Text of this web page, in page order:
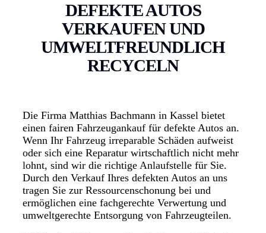
DEFEKTE AUTOS
VERKAUFEN UND
UMWELTFREUNDLICH
RECYCELN
Die Firma Matthias Bachmann in Kassel bietet
einen fairen Fahrzeugankauf für defekte Autos an.
Wenn Ihr Fahrzeug irreparable Schäden aufweist
oder sich eine Reparatur wirtschaftlich nicht mehr
lohnt, sind wir die richtige Anlaufstelle für Sie.
Durch den Verkauf Ihres defekten Autos an uns
tragen Sie zur Ressourcenschonung bei und
ermöglichen eine fachgerechte Verwertung und
umweltgerechte Entsorgung von Fahrzeugteilen.